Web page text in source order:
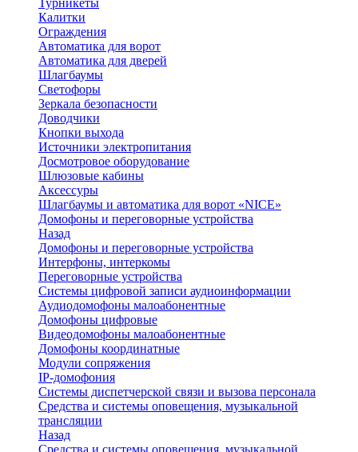
Турникеты
Калитки
Ограждения
Автоматика для ворот
Автоматика для дверей
Шлагбаумы
Светофоры
Зеркала безопасности
Доводчики
Кнопки выхода
Источники электропитания
Досмотровое оборудование
Шлюзовые кабины
Аксессуры
Шлагбаумы и автоматика для ворот «NICE»
Домофоны и переговорные устройства
Назад
Домофоны и переговорные устройства
Интерфоны, интеркомы
Переговорные устройства
Системы цифровой записи аудиоинформации
Аудиодомофоны малоабонентные
Домофоны цифровые
Видеодомофоны малоабонентные
Домофоны координатные
Модули сопряжения
IP-домофония
Системы диспетчерской связи и вызова персонала
Средства и системы оповещения, музыкальной
трансляции
Назад
Средства и системы оповещения, музыкальной